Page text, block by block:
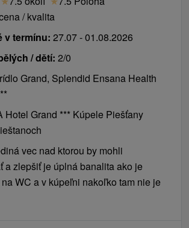
/ kvalita
v termínu: 27.07 - 01.08.2026
/ dětí: 2/0
Grand, Splendid Ensana Health
Hotel Grand *** Kúpele Piešťany
vec nad ktorou by mohli
a zlepšiť je úplná banalita ako je
WC a v kúpeľni nakoľko tam nie je